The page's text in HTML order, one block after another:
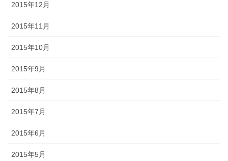
2015年12月
2015年11月
2015年10月
2015年9月
2015年8月
2015年7月
2015年6月
2015年5月